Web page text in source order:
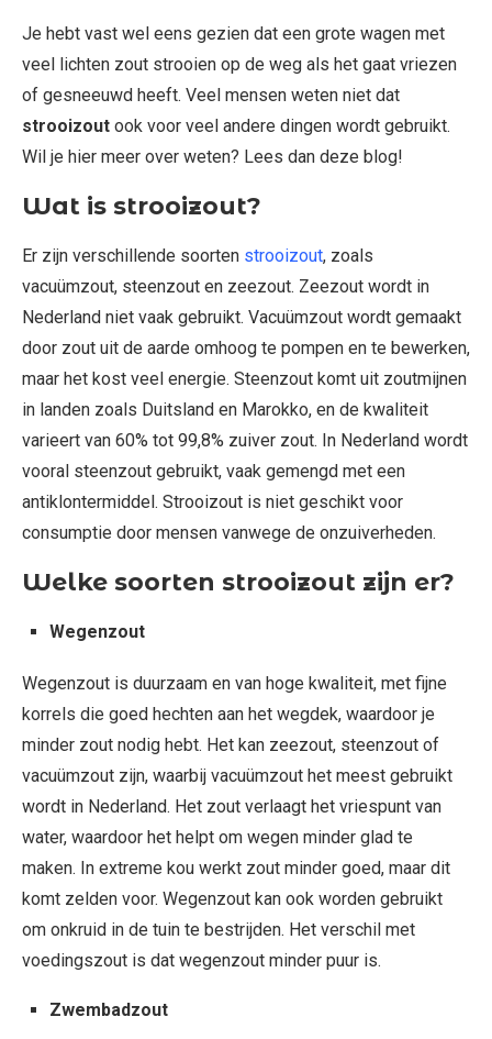
Je hebt vast wel eens gezien dat een grote wagen met
veel lichten zout strooien op de weg als het gaat vriezen
of gesneeuwd heeft. Veel mensen weten niet dat
strooizout ook voor veel andere dingen wordt gebruikt.
Wil je hier meer over weten? Lees dan deze blog!
Wat is strooizout?
Er zijn verschillende soorten strooizout, zoals
vacuümzout, steenzout en zeezout. Zeezout wordt in
Nederland niet vaak gebruikt. Vacuümzout wordt gemaakt
door zout uit de aarde omhoog te pompen en te bewerken,
maar het kost veel energie. Steenzout komt uit zoutmijnen
in landen zoals Duitsland en Marokko, en de kwaliteit
varieert van 60% tot 99,8% zuiver zout. In Nederland wordt
vooral steenzout gebruikt, vaak gemengd met een
antiklontermiddel. Strooizout is niet geschikt voor
consumptie door mensen vanwege de onzuiverheden.
Welke soorten strooizout zijn er?
Wegenzout
Wegenzout is duurzaam en van hoge kwaliteit, met fijne
korrels die goed hechten aan het wegdek, waardoor je
minder zout nodig hebt. Het kan zeezout, steenzout of
vacuümzout zijn, waarbij vacuümzout het meest gebruikt
wordt in Nederland. Het zout verlaagt het vriespunt van
water, waardoor het helpt om wegen minder glad te
maken. In extreme kou werkt zout minder goed, maar dit
komt zelden voor. Wegenzout kan ook worden gebruikt
om onkruid in de tuin te bestrijden. Het verschil met
voedingszout is dat wegenzout minder puur is.
Zwembadzout